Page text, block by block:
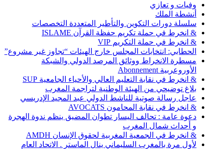
وفيات و تعازي
أنشطة الملك
سلسلة دورات التكوين والتأطير المتعددة التخصصات
& انخرط في حملة تكريم حفظة القرآن ISLAME
& انخرط في حملة التكريم VIP
الحطابي: انتخابات المجلس خارج الهيئات “تجاوز غير مشروع”
مسطرة الانخراط ووثائق المرصد الدولي والشبكة
الأوروعربية Abonnement
& انخرط في نقابة التعليم العالي والأحياء الجامعية SUP
بلاغ توضيحي من الهيئة الوطنية لتراجمة المغرب
عاجل رسالة صوتية للناشط الدولي عبد المجيد الإدريسي
& انخرط في نقابة المحامون AVOCATS
دعوة عامة : تحالف اليسار تطوان المضيق ينظم ندوة الهجرة
و أحداث شمال المغرب
& انخرط في الجمعية المغربية لحقوق الإنسان AMDH
لأول مرة بالمغرب السليماني ينال الماستر . الاتحاد العام